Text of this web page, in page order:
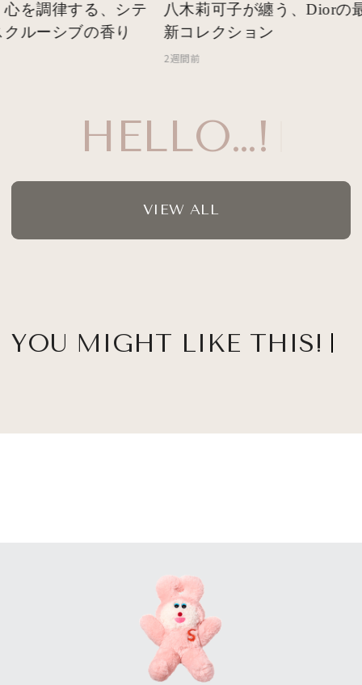
HELLO…!
調律する、シテ
ルーシブの香り
八木莉可子が纏う、Diorの最
新コレクション
2週間前
VIEW ALL
YOU MIGHT LIKE THIS!